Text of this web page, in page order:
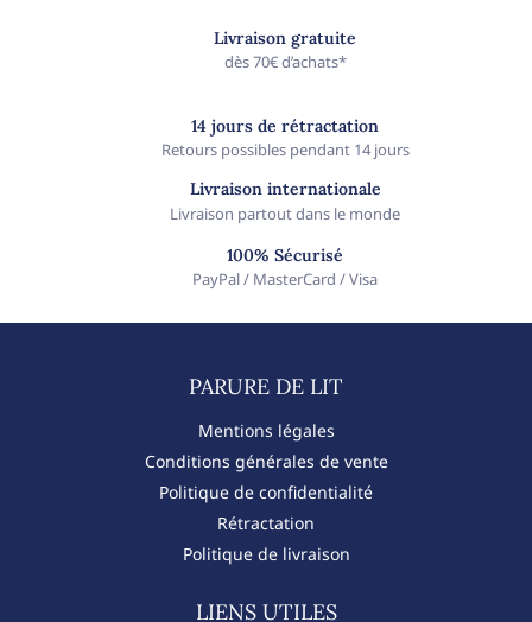
Livraison gratuite
dès 70€ d’achats*
14 jours de rétractation
Retours possibles pendant 14 jours
Livraison internationale
Livraison partout dans le monde
100% Sécurisé
PayPal / MasterCard / Visa
PARURE DE LIT​
Mentions légales
Conditions générales de vente
Politique de confidentialité
Rétractation
Politique de livraison
LIENS UTILES